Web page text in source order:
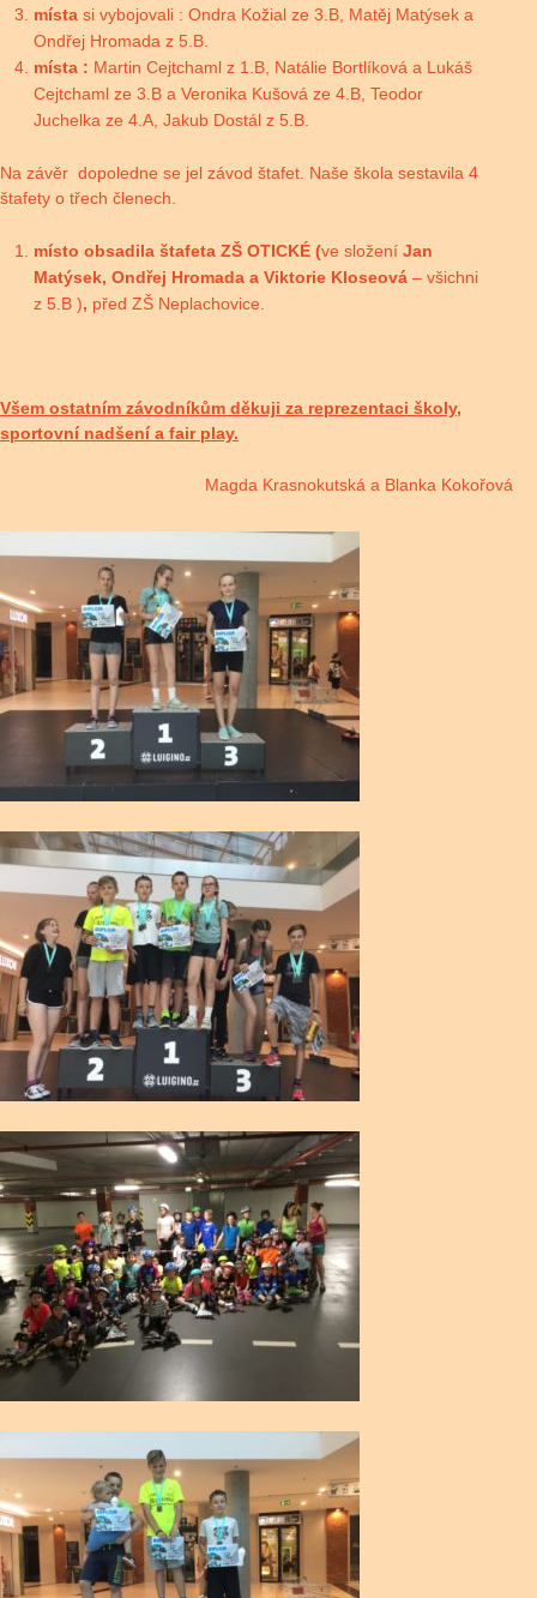
místa si vybojovali : Ondra Kožial ze 3.B, Matěj Matýsek a
Ondřej Hromada z 5.B.
místa : Martin Cejtchaml z 1.B, Natálie Bortlíková a Lukáš
Cejtchaml ze 3.B a Veronika Kušová ze 4.B, Teodor
Juchelka ze 4.A, Jakub Dostál z 5.B.
Na závěr dopoledne se jel závod štafet. Naše škola sestavila 4
štafety o třech členech.
místo obsadila štafeta ZŠ OTICKÉ (ve složení Jan
Matýsek, Ondřej Hromada a Viktorie Kloseová – všichni
z 5.B ), před ZŠ Neplachovice.
Všem ostatním závodníkům děkuji za reprezentaci školy,
sportovní nadšení a fair play.
Magda Krasnokutská a Blanka Kokořová